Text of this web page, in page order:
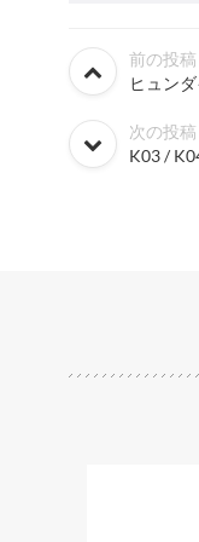
前の投稿
ヒュン
次の投稿
K03 /